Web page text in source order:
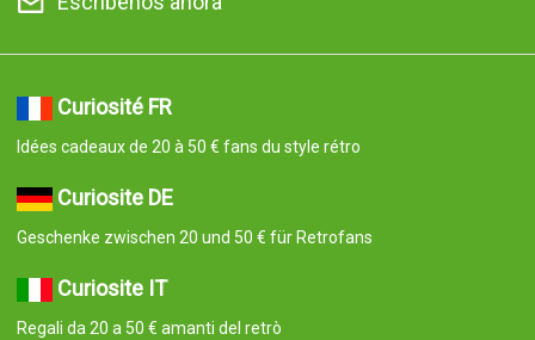
Curiosité FR
Idées cadeaux de 20 à 50 € fans du style rétro
Curiosite DE
Geschenke zwischen 20 und 50 € für Retrofans
Curiosite IT
Regali da 20 a 50 € amanti del retrò